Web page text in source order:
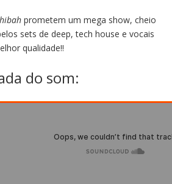
prometem um mega show, cheio
sets de deep, tech house e vocais
qualidade!!
do som: